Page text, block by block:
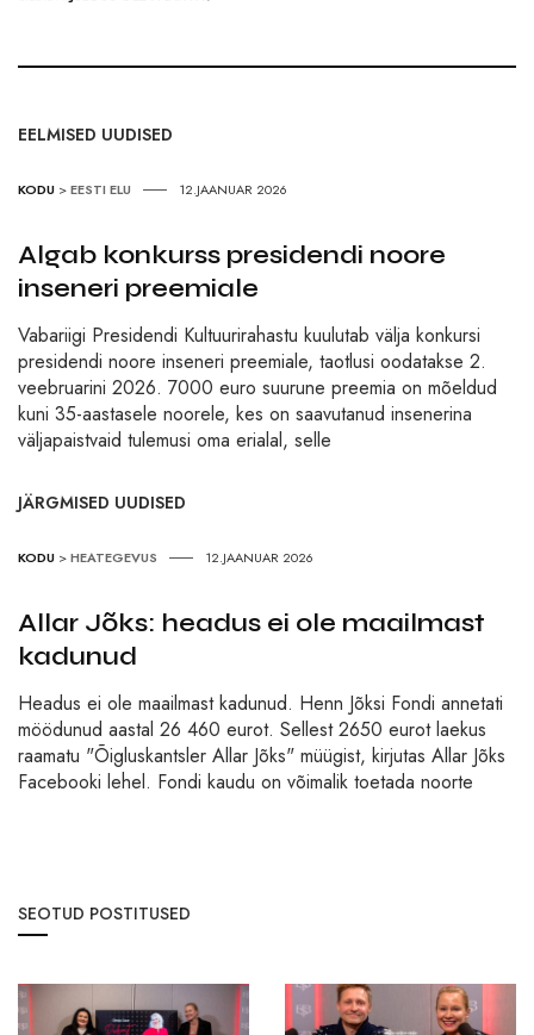
EELMISED UUDISED
KODU >EESTI ELU 12.JAANUAR 2026
Algab konkurss presidendi noore
inseneri preemiale
Vabariigi Presidendi Kultuurirahastu kuulutab välja konkursi
presidendi noore inseneri preemiale, taotlusi oodatakse 2.
veebruarini 2026. 7000 euro suurune preemia on mõeldud
kuni 35-aastasele noorele, kes on saavutanud insenerina
väljapaistvaid tulemusi oma erialal, selle
JÄRGMISED UUDISED
KODU >HEATEGEVUS 12.JAANUAR 2026
Allar Jõks: headus ei ole maailmast
kadunud
Headus ei ole maailmast kadunud. Henn Jõksi Fondi annetati
möödunud aastal 26 460 eurot. Sellest 2650 eurot laekus
raamatu "Õigluskantsler Allar Jõks" müügist, kirjutas Allar Jõks
Facebooki lehel. Fondi kaudu on võimalik toetada noorte
SEOTUD POSTITUSED